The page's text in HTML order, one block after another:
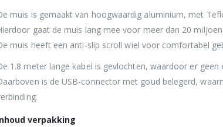
muis is gemaakt van hoogwaardig aluminium, met
gaat de muis lang mee voor meer dan 20 miljoen
muis heeft een anti-slip scroll wiel voor comfortabel
1.8 meter lange kabel is gevlochten, waardoor er
is de USB-connector met goud belegerd,
verpakking